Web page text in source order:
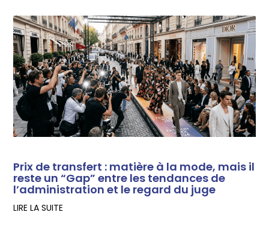
Autres articles
Prix de transfert : matière à la mode, mais il
reste un “Gap” entre les tendances de
l’administration et le regard du juge
LIRE LA SUITE